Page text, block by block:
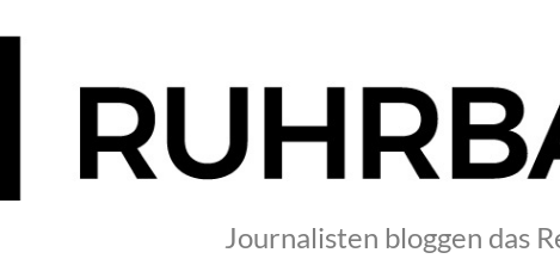
Journalisten bloggen das